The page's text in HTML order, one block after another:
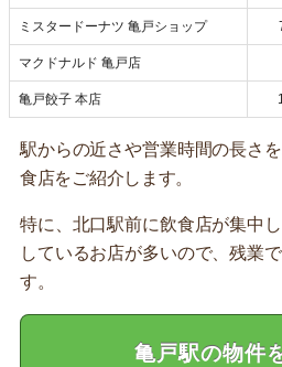
ミスタードーナツ 亀戸ショップ
マクドナルド 亀戸店
亀戸餃子 本店
駅からの近さや営業時間の長さ
食店をご紹介します。
特に、北口駅前に飲食店が集中
しているお店が多いので、残業
す。
亀戸駅の物件